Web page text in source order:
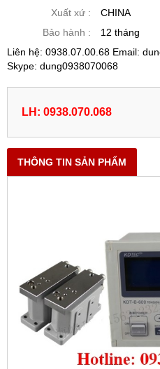
Xuất xứ :
CHINA
Bảo hành :
12 tháng
Liên hệ: 0938.07.00.68 Email:
Skype: dung0938070068
LH: 0938.070.068
THÔNG TIN SẢN PHẨM